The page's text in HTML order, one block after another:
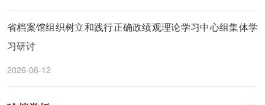
省档案馆组织树立和践行正确政绩观理论学习中心组集体学
习研讨
2026-06-12